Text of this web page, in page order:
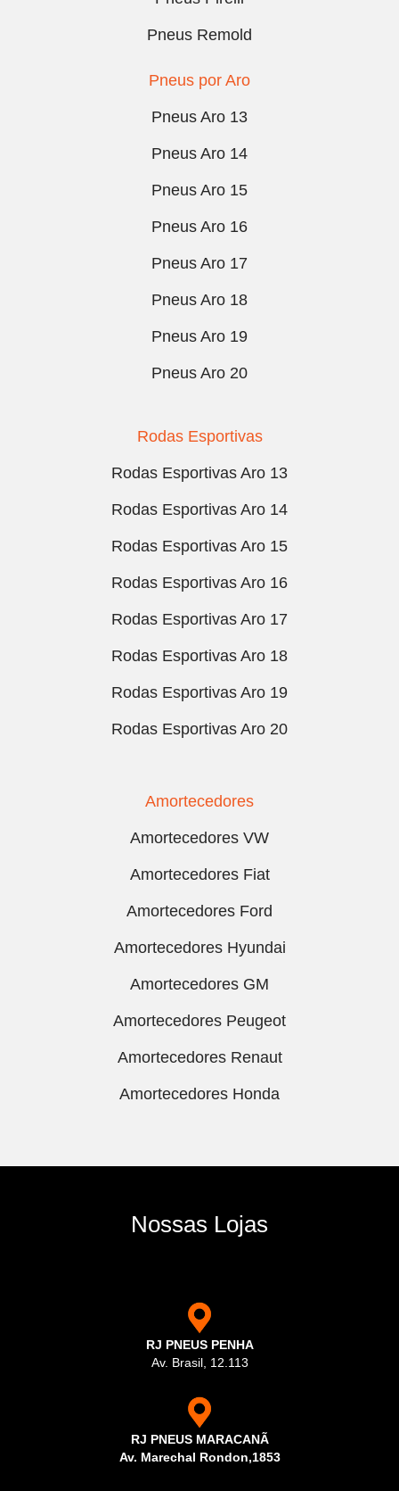
Pneus Remold
Pneus por Aro
Pneus Aro 13
Pneus Aro 14
Pneus Aro 15
Pneus Aro 16
Pneus Aro 17
Pneus Aro 18
Pneus Aro 19
Pneus Aro 20
Rodas Esportivas
Rodas Esportivas Aro 13
Rodas Esportivas Aro 14
Rodas Esportivas Aro 15
Rodas Esportivas Aro 16
Rodas Esportivas Aro 17
Rodas Esportivas Aro 18
Rodas Esportivas Aro 19
Rodas Esportivas Aro 20
Amortecedores
Amortecedores VW
Amortecedores Fiat
Amortecedores Ford
Amortecedores Hyundai
Amortecedores GM
Amortecedores Peugeot
Amortecedores Renaut
Amortecedores Honda
Nossas Lojas
RJ PNEUS PENHA
Av. Brasil, 12.113
RJ PNEUS MARACANÃ
Av. Marechal Rondon,1853